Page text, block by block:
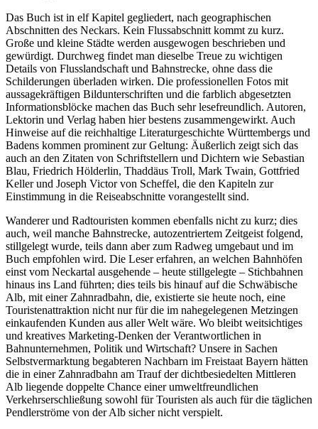
Das Buch ist in elf Kapitel gegliedert, nach geographischen
Abschnitten des Neckars. Kein Flussabschnitt kommt zu kurz.
Große und kleine Städte werden ausgewogen beschrieben und
gewürdigt. Durchweg findet man dieselbe Treue zu wichtigen
Details von Flusslandschaft und Bahnstrecke, ohne dass die
Schilderungen überladen wirken. Die professionellen Fotos mit
aussagekräftigen Bildunterschriften und die farblich abgesetzten
Informationsblöcke machen das Buch sehr lesefreundlich. Autoren,
Lektorin und Verlag haben hier bestens zusammengewirkt. Auch
Hinweise auf die reichhaltige Literaturgeschichte Württembergs und
Badens kommen prominent zur Geltung: Äußerlich zeigt sich das
auch an den Zitaten von Schriftstellern und Dichtern wie Sebastian
Blau, Friedrich Hölderlin, Thaddäus Troll, Mark Twain, Gottfried
Keller und Joseph Victor von Scheffel, die den Kapiteln zur
Einstimmung in die Reiseabschnitte vorangestellt sind.
Wanderer und Radtouristen kommen ebenfalls nicht zu kurz; dies
auch, weil manche Bahnstrecke, autozentriertem Zeitgeist folgend,
stillgelegt wurde, teils dann aber zum Radweg umgebaut und im
Buch empfohlen wird. Die Leser erfahren, an welchen Bahnhöfen
einst vom Neckartal ausgehende – heute stillgelegte – Stichbahnen
hinaus ins Land führten; dies teils bis hinauf auf die Schwäbische
Alb, mit einer Zahnradbahn, die, existierte sie heute noch, eine
Touristenattraktion nicht nur für die im nahegelegenen Metzingen
einkaufenden Kunden aus aller Welt wäre. Wo bleibt weitsichtiges
und kreatives Marketing-Denken der Verantwortlichen in
Bahnunternehmen, Politik und Wirtschaft? Unsere in Sachen
Selbstvermarktung begabteren Nachbarn im Freistaat Bayern hätten
die in einer Zahnradbahn am Trauf der dichtbesiedelten Mittleren
Alb liegende doppelte Chance einer umweltfreundlichen
Verkehrserschließung sowohl für Touristen als auch für die täglichen
Pendlerströme von der Alb sicher nicht verspielt.